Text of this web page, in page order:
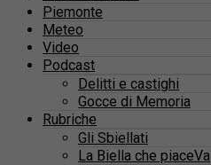
Piemonte
Meteo
Video
Podcast
Delitti e castighi
Gocce di Memoria
Rubriche
Gli Sbiellati
La Biella che piaceVa